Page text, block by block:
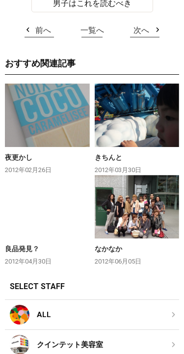
男子はこれを読むべき
前へ 一覧へ 次へ
おすすめ関連記事
夜更かし
2012年02月26日
きちんと
2012年03月30日
良品発見？
2012年04月30日
なかなか
2012年06月05日
SELECT STAFF
ALL
クインテット美容室